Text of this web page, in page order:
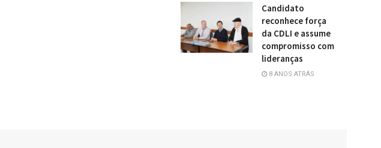
Candidato
reconhece força
da CDLI e assume
compromisso com
lideranças
8 ANOS ATRÁS